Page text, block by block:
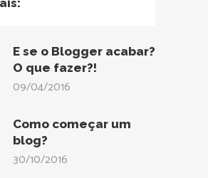
E se o Blogger acabar?
O que fazer?!
09/04/2016
Como começar um
blog?
30/10/2016